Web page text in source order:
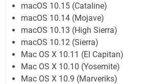
macOS 10.15 (Cataline)
macOS 10.14 (Mojave)
macOS 10.13 (High Sierra)
macOS 10.12 (Sierra)
Mac OS X 10.11 (El Capitan)
Mac OS X 10.10 (Yosemite)
Mac OS X 10.9 (Marveriks)